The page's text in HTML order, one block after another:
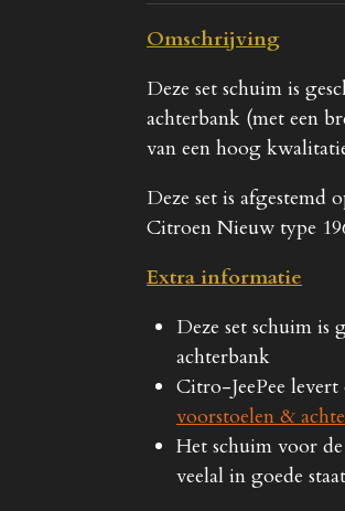
Omschrijving
Deze set schuim is
achterbank (met een
van een hoog
Deze set is afgestemd
Citroen Nieuw type
Extra informatie
Deze set schuim
achterbank
Citro-JeePee
voorstoelen &
Het schuim voor
veelal in goede